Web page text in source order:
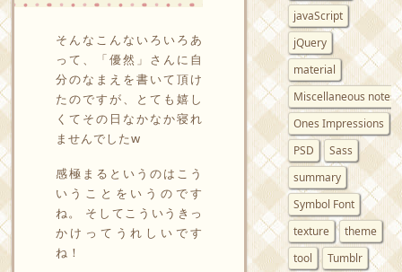
そんなこんないろいろあ
って、「優然」さんに自
分のなまえを書いて頂け
たのですが、とても嬉し
くてその日なかなか寝れ
ませんでしたw
感極まるというのはこう
いうことをいうのです
ね。 そしてこういうきっ
かけってうれしいです
ね！
javaScript
jQuery
material
Miscellaneous notes
Ones Impressions
PSD
Sass
summary
Symbol Font
texture
theme
tool
Tumblr